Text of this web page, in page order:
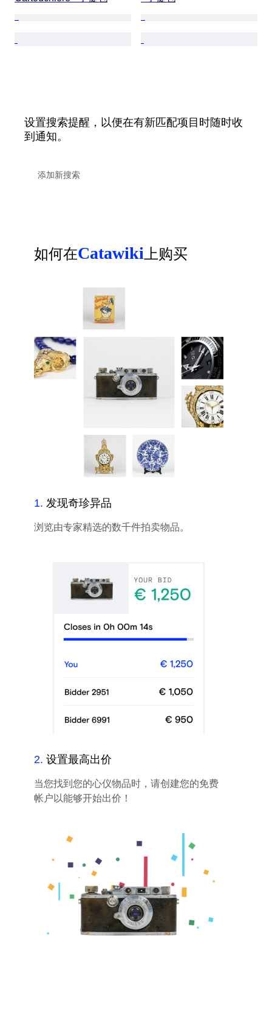
设置搜索提醒，以便在有新匹配项目时随时收
到通知。
如何在Catawiki上购买
1. 发现奇珍异品
浏览由专家精选的数千件拍卖物品。
2. 设置最高出价
当您找到您的心仪物品时，请创建您的免费
帐户以能够开始出价！